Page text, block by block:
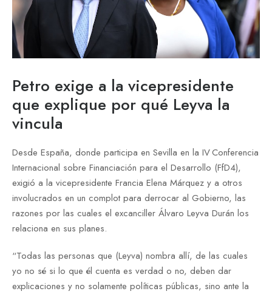
Petro exige a la vicepresidente
que explique por qué Leyva la
vincula
Desde España, donde participa en Sevilla en la IV Conferencia
Internacional sobre Financiación para el Desarrollo (FfD4),
exigió a la vicepresidente Francia Elena Márquez y a otros
involucrados en un complot para derrocar al Gobierno, las
razones por las cuales el excanciller Álvaro Leyva Durán los
relaciona en sus planes.
“Todas las personas que (Leyva) nombra allí, de las cuales
yo no sé si lo que él cuenta es verdad o no, deben dar
explicaciones y no solamente políticas públicas, sino ante la